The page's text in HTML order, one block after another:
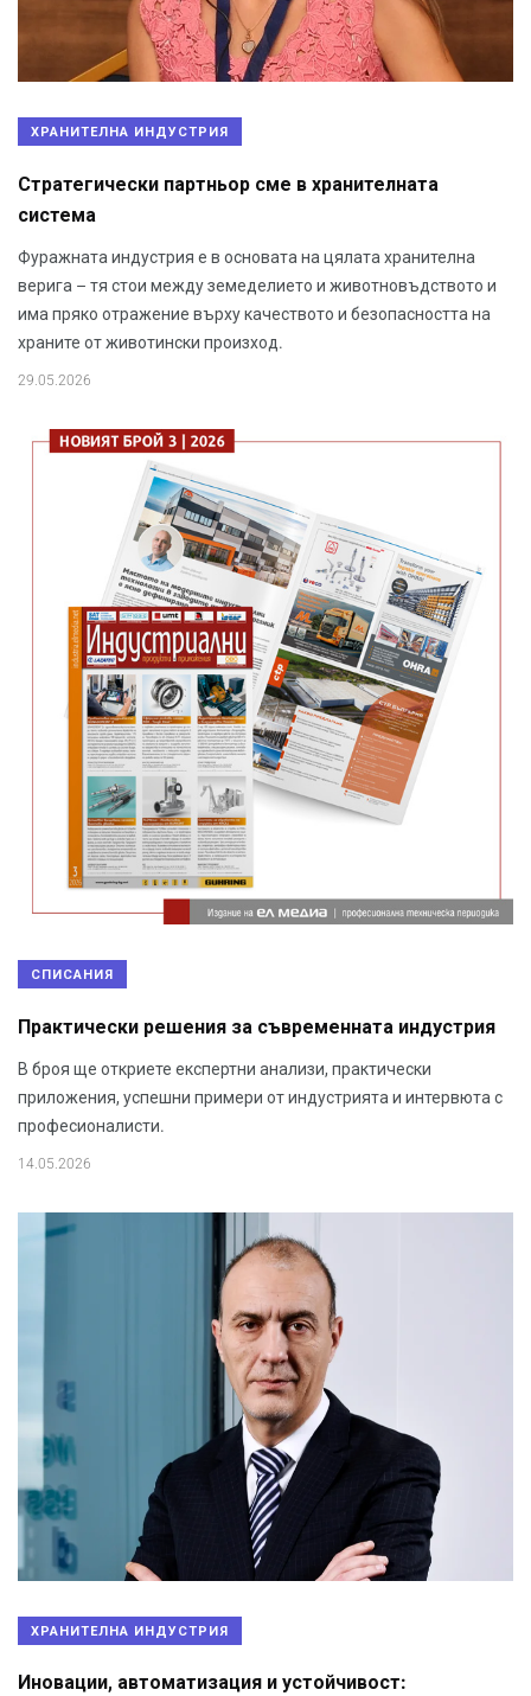
ХРАНИТЕЛНА ИНДУСТРИЯ
Стратегически партньор сме в хранителната
система
Фуражната индустрия е в основата на цялата хранителна
верига – тя стои между земеделието и животновъдството и
има пряко отражение върху качеството и безопасността на
храните от животински произход.
29.05.2026
СПИСАНИЯ
Практически решения за съвременната индустрия
В броя ще откриете експертни анализи, практически
приложения, успешни примери от индустрията и интервюта с
професионалисти.
14.05.2026
ХРАНИТЕЛНА ИНДУСТРИЯ
Иновации, автоматизация и устойчивост: